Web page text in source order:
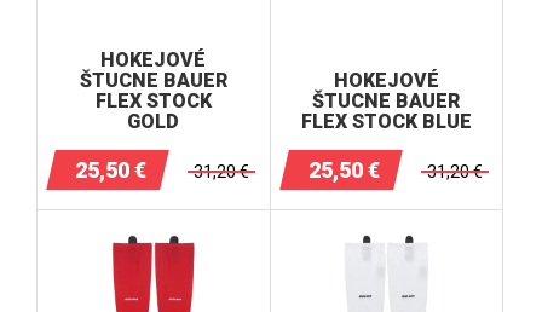
HOKEJOVÉ
ŠTUCNE BAUER
FLEX STOCK
GOLD
25,50€ 31,20€
HOKEJOVÉ
ŠTUCNE BAUER
FLEX STOCK BLUE
25,50€ 31,20€